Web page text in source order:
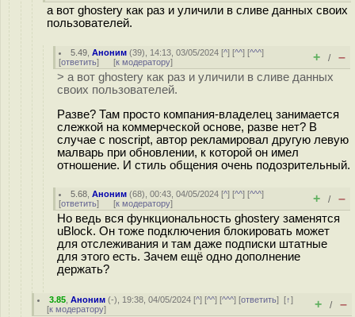
а вот ghostery как раз и уличили в сливе данных своих
пользователей.
5.49 ,Аноним (39), 14:13, 03/05/2024 [^] [^^] [^^^]
[ответить] [к модератору] + / –
> а вот ghostery как раз и уличили в сливе данных
своих пользователей.
Разве? Там просто компания-владелец занимается
слежкой на коммерческой основе, разве нет? В
случае с noscript, автор рекламировал другую левую
малварь при обновлении, к которой он имел
отношение. И стиль общения очень подозрительный.
5.68 ,Аноним (68), 00:43, 04/05/2024 [^] [^^] [^^^]
[ответить] [к модератору] + / –
Но ведь вся функциональность ghostery заменятся
uBlock. Он тоже подключения блокировать может
для отслеживания и там даже подписки штатные
для этого есть. Зачем ещё одно дополнение
держать?
3.85 ,Аноним (-), 19:38, 04/05/2024 [^] [^^] [^^^] [ответить][↑]
[к модератору] + / –